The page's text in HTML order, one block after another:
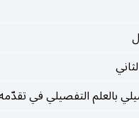
في تقدّمه على العلم الاجمالي